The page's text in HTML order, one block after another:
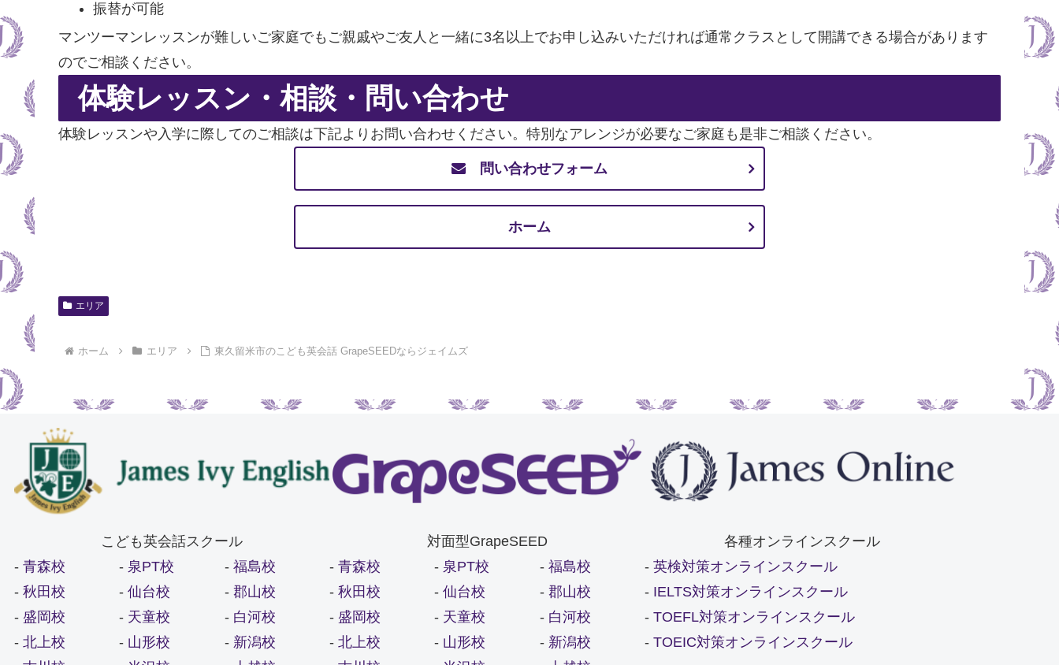
振替が可能
マンツーマンレッスンが難しいご家庭でもご親戚やご友人と一緒に3名以上でお申し込みいただければ通常クラスとして開講できる場合があります
のでご相談ください。
体験レッスン・相談・問い合わせ
体験レッスンや入学に際してのご相談は下記よりお問い合わせください。特別なアレンジが必要なご家庭も是非ご相談ください。
問い合わせフォーム
ホーム
エリア
ホーム エリア 東久留米市のこども英会話 GrapeSEEDならジェイムズ
こども英会話スクール
- 青森校
- 秋田校
- 盛岡校
- 北上校
- 泉PT校
-仙台校
- 天童校
- 山形校
- 福島校
- 郡山校
- 白河校
- 新潟校
対面型GrapeSEED
- 青森校
- 秋田校
- 盛岡校
- 北上校
- 泉PT校
-仙台校
- 天童校
- 山形校
- 福島校
- 郡山校
- 白河校
- 新潟校
各種オンラインスクール
- 英検対策オンラインスクール
- IELTS対策オンラインスクール
- TOEFL対策オンラインスクール
- TOEIC対策オンラインスクール